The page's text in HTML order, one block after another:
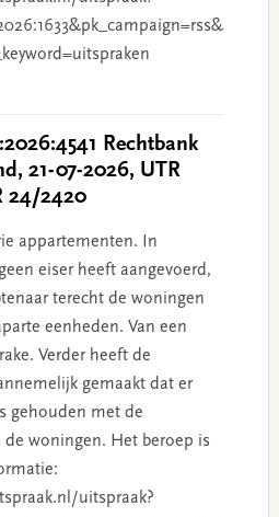
Rechtbank
21-07-2026, UTR
24/2420
appartementen. In
eiser heeft aangevoerd,
terecht de woningen
eenheden. Van een
Verder heeft de
gemaakt dat er
gehouden met de
woningen. Het beroep is
uitspraak?